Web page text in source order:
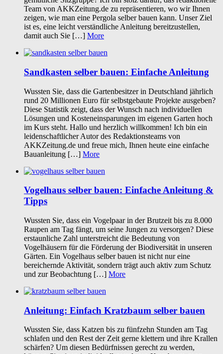
Team von AKKZeitung.de zu repräsentieren, wo wir Ihnen
zeigen, wie man eine Pergola selber bauen kann. Unser Ziel
ist es, eine leicht verständliche Anleitung bereitzustellen,
damit auch Sie […] More
Sandkasten selber bauen: Einfache Anleitung
Wussten Sie, dass die Gartenbesitzer in Deutschland jährlich
rund 20 Millionen Euro für selbstgebaute Projekte ausgeben?
Diese Statistik zeigt, dass der Wunsch nach individuellen
Lösungen und Kosteneinsparungen im eigenen Garten hoch
im Kurs steht. Hallo und herzlich willkommen! Ich bin ein
leidenschaftlicher Autor des Redaktionsteams von
AKKZeitung.de und freue mich, Ihnen heute eine einfache
Bauanleitung […] More
Vogelhaus selber bauen: Einfache Anleitung &
Tipps
Wussten Sie, dass ein Vogelpaar in der Brutzeit bis zu 8.000
Raupen am Tag fängt, um seine Jungen zu versorgen? Diese
erstaunliche Zahl unterstreicht die Bedeutung von
Vogelhäusern für die Förderung der Biodiversität in unseren
Gärten. Ein Vogelhaus selber bauen ist nicht nur eine
bereichernde Aktivität, sondern trägt auch aktiv zum Schutz
und zur Beobachtung […] More
Anleitung: Einfach Kratzbaum selber bauen
Wussten Sie, dass Katzen bis zu fünfzehn Stunden am Tag
schlafen und den Rest der Zeit gerne klettern und ihre Krallen
schärfen? Um diesen Bedürfnissen gerecht zu werden,